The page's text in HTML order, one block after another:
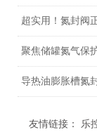
超实用！氮封阀
聚焦储罐氮气保
导热油膨胀槽氮
友情链接： 乐